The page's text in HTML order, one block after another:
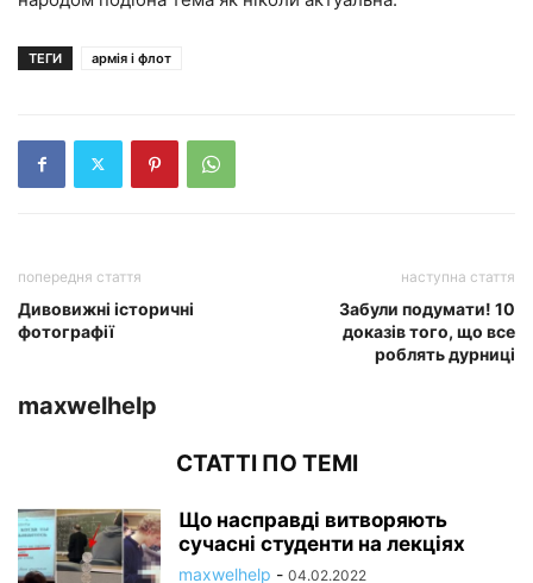
ТЕГИ армія і флот
попередня стаття
Дивовижні історичні
фотографії
наступна стаття
Забули подумати! 10
доказів того, що все
роблять дурниці
maxwelhelp
СТАТТІ ПО ТЕМІ
Що насправді витворяють
сучасні студенти на лекціях
maxwelhelp - 04.02.2022